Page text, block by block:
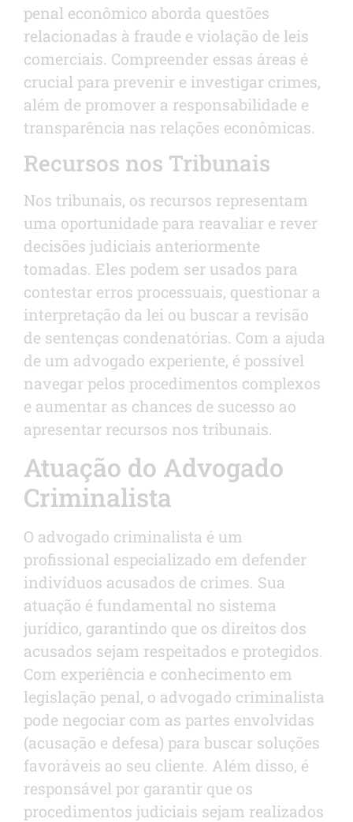
penal econômico aborda questões
relacionadas à fraude e violação de leis
comerciais. Compreender essas áreas é
crucial para prevenir e investigar crimes,
além de promover a responsabilidade e
transparência nas relações econômicas.
Recursos nos Tribunais
Nos tribunais, os recursos representam
uma oportunidade para reavaliar e rever
decisões judiciais anteriormente
tomadas. Eles podem ser usados para
contestar erros processuais, questionar a
interpretação da lei ou buscar a revisão
de sentenças condenatórias. Com a ajuda
de um advogado experiente, é possível
navegar pelos procedimentos complexos
e aumentar as chances de sucesso ao
apresentar recursos nos tribunais.
Atuação do Advogado
Criminalista
O advogado criminalista é um
profissional especializado em defender
indivíduos acusados de crimes. Sua
atuação é fundamental no sistema
jurídico, garantindo que os direitos dos
acusados sejam respeitados e protegidos.
Com experiência e conhecimento em
legislação penal, o advogado criminalista
pode negociar com as partes envolvidas
(acusação e defesa) para buscar soluções
favoráveis ao seu cliente. Além disso, é
responsável por garantir que os
procedimentos judiciais sejam realizados